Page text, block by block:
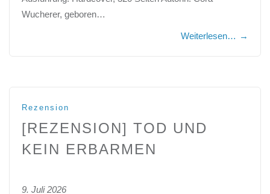
Wucherer, geboren…
Weiterlesen… →
Rezension
[REZENSION] TOD UND
KEIN ERBARMEN
9. Juli 2026